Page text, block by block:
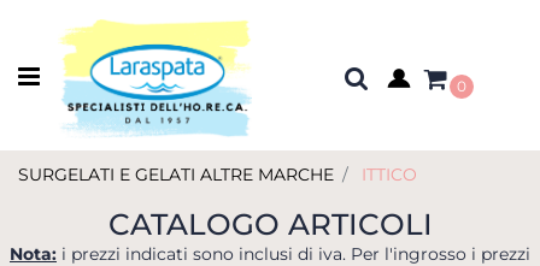
Open menu
0
SURGELATI E GELATI ALTRE MARCHE ITTICO
CATALOGO ARTICOLI
Nota: i prezzi indicati sono inclusi di iva. Per l'ingrosso i prezzi